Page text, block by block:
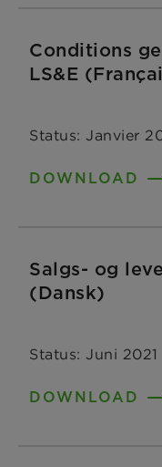
Conditions
LS&E
Status: Janvier
DOWNLOAD
Salgs- og
(Dansk)
Status: Juni 2021
DOWNLOAD